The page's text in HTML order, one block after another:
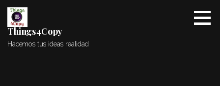
Saltar
contenido
Things4Copy
Hacemos tus ideas realidad